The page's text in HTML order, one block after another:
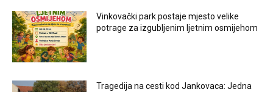
Vinkovački park postaje mjesto velike
potrage za izgubljenim ljetnim osmijehom
Tragedija na cesti kod Jankovaca: Jedna